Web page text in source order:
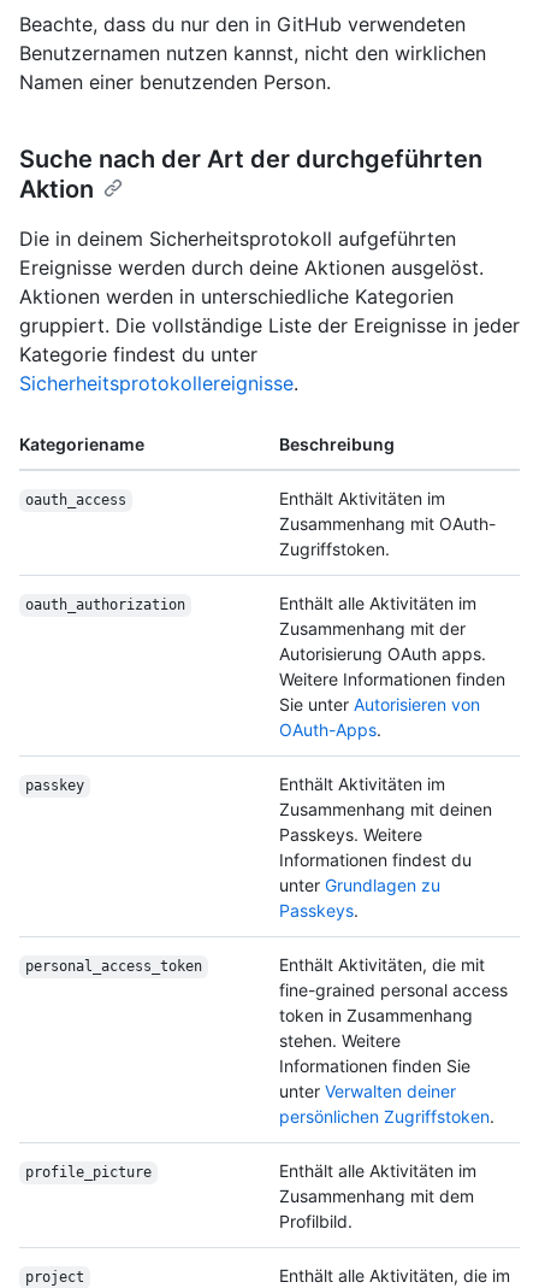
Beachte, dass du nur den in GitHub verwendeten
Benutzernamen nutzen kannst, nicht den wirklichen
Namen einer benutzenden Person.
Suche nach der Art der durchgeführten
Aktion
Die in deinem Sicherheitsprotokoll aufgeführten
Ereignisse werden durch deine Aktionen ausgelöst.
Aktionen werden in unterschiedliche Kategorien
gruppiert. Die vollständige Liste der Ereignisse in jeder
Kategorie findest du unter
Sicherheitsprotokollereignisse.
Kategoriename Beschreibung
oauth_access
Enthält Aktivitäten im
Zusammenhang mit OAuth-
Zugriffstoken.
oauth_authorization
Enthält alle Aktivitäten im
Zusammenhang mit der
Autorisierung OAuth apps.
Weitere Informationen finden
Sie unter Autorisieren von
OAuth-Apps.
passkey
Enthält Aktivitäten im
Zusammenhang mit deinen
Passkeys. Weitere
Informationen findest du
unter Grundlagen zu
Passkeys.
personal_access_ token
Enthält Aktivitäten, die mit
fine-grained personal access
token in Zusammenhang
stehen. Weitere
Informationen finden Sie
unter Verwalten deiner
persönlichen Zugriffstoken.
profile_picture
Enthält alle Aktivitäten im
Zusammenhang mit dem
Profilbild.
project
Enthält alle Aktivitäten, die im